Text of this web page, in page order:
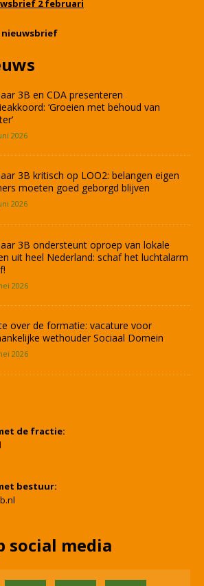
2 februari
nieuwsbrief
3B en CDA presenteren
‘Groeien met behoud van
2026
3B kritisch op LOO2: belangen eigen
moeten goed geborgd blijven
2026
3B ondersteunt oproep van lokale
uit heel Nederland: schaf het luchtalarm
2026
over de formatie: vacature voor
wethouder Sociaal Domein
2026
de fractie:
bestuur:
social media